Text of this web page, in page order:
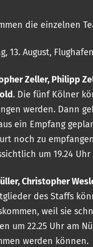
die einzelnen
13. August,
Zeller, Philipp
. Die fünf Kölner
werden. Dann
ein Empfang
noch zu
um 19.24
Christopher
des Staffs
weil sie
um 22.25 Uhr am
werden können.